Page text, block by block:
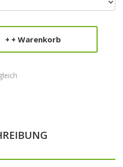
+ Warenkorb